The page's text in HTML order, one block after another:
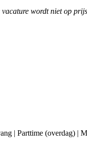
wordt niet op
| Parttime (overdag) |